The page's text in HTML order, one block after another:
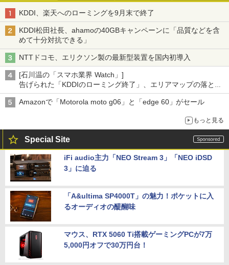
KDDI、楽天へのローミングを9月末で終了
KDDI松田社長、ahamoの40GBキャンペーンに「品質などを含
めて十分対抗できる」
NTTドコモ、エリクソン製の最新型装置を国内初導入
[石川温の「スマホ業界 Watch」]
告げられた「KDDIのローミング終了」、エリアマップの落とし
穴と楽天モバイルの課題
Amazonで「Motorola moto g06」と「edge 60」がセール
もっと見る
Special Site
iFi audio主力「NEO Stream 3」「NEO iDSD
3」に迫る
「A&ultima SP4000T」の魅力！ポケットに入
るオーディオの醍醐味
マウス、RTX 5060 Ti搭載ゲーミングPCが7万
5,000円オフで30万円台！